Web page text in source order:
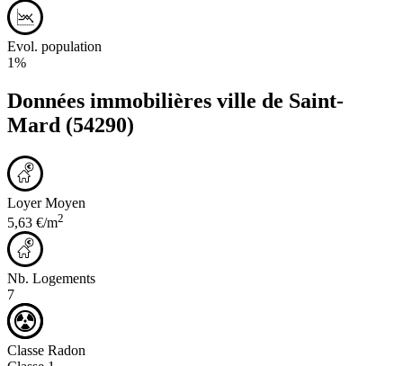
Evol. population
1%
Données immobilières ville de Saint-
Mard (54290)
Loyer Moyen
5,63 €/m2
Nb. Logements
7
Classe Radon